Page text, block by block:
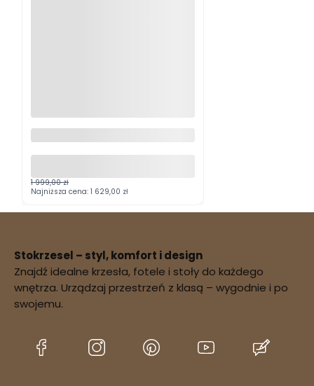
Fotel rozkładany elektrycznie
szary Mora
1 999,00 zł
Najniższa cena: 1 629,00 zł
Stokrzesel – styl, komfort i design
Znajdź idealne krzesła, fotele i stoły do każdego
wnętrza. Urządzaj przestrzeń z klasą – wygodnie i po
swojemu.
(Otwiera (Otwiera (Otwiera (Otwiera